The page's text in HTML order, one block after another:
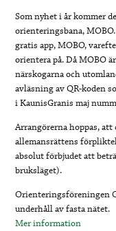
Som nyhet i år kommer
orienteringsbana,
gratis app, MOBO,
orientera på. Då MOBO
närskogarna och
avläsning av QR-koden
i KaunisGranis maj
Arrangörerna hoppas,
allemansrättens
absolut förbjudet att
bruksläget).
Orienteringsföreningen
underhåll av fasta nätet.
Mer information